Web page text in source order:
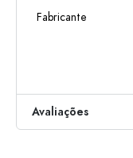
Fabricante
Avaliações